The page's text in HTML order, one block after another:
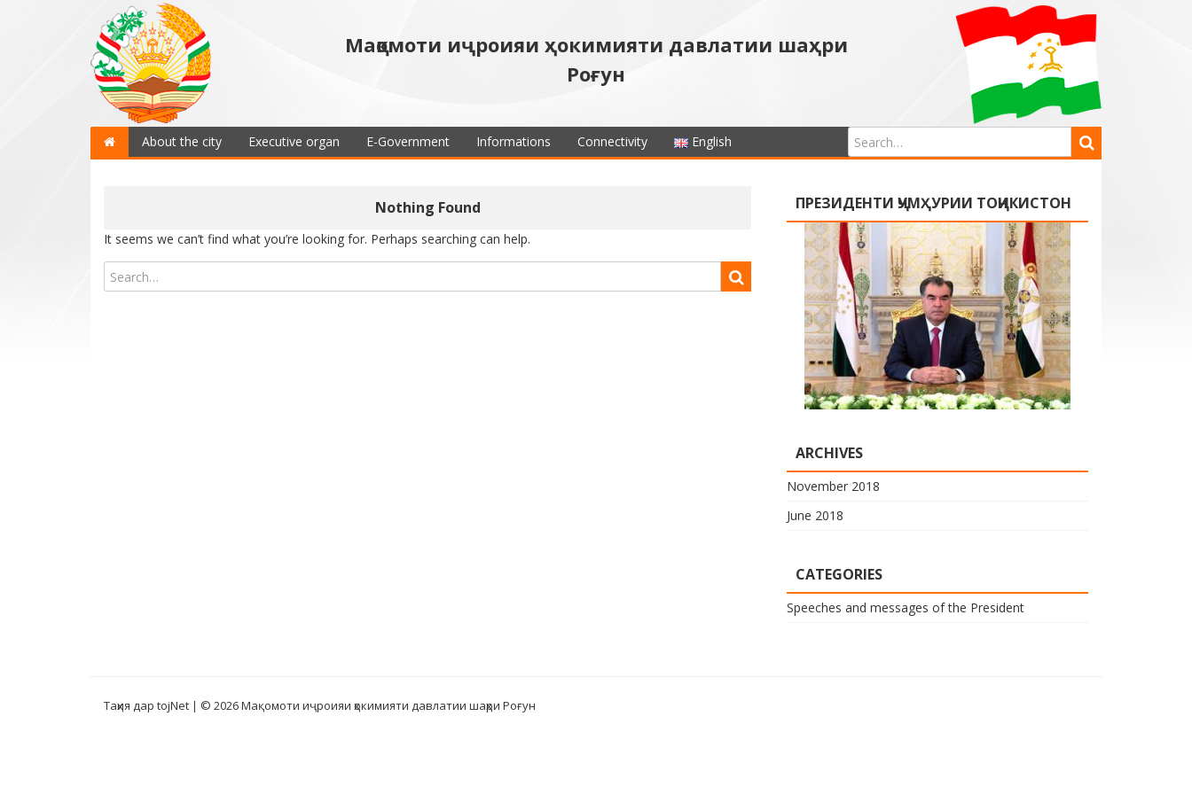
Мақомоти иҷроияи ҳокимияти давлатии шаҳри
Роғун
About the city Executive organ E-Government Informations Connectivity English
Nothing Found
It seems we can’t find what you’re looking for. Perhaps searching can help.
ПРЕЗИДЕНТИ ҶУМҲУРИИ ТОҶИКИСТОН
ARCHIVES
November 2018
June 2018
CATEGORIES
Speeches and messages of the President
Таҳия дар tojNet | © 2026 Мақомоти иҷроияи ҳокимияти давлатии шаҳри Роғун